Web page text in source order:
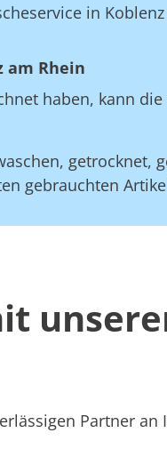
in
am Rhein
haben, kann
getrocknet,
gebrauchten
Partner